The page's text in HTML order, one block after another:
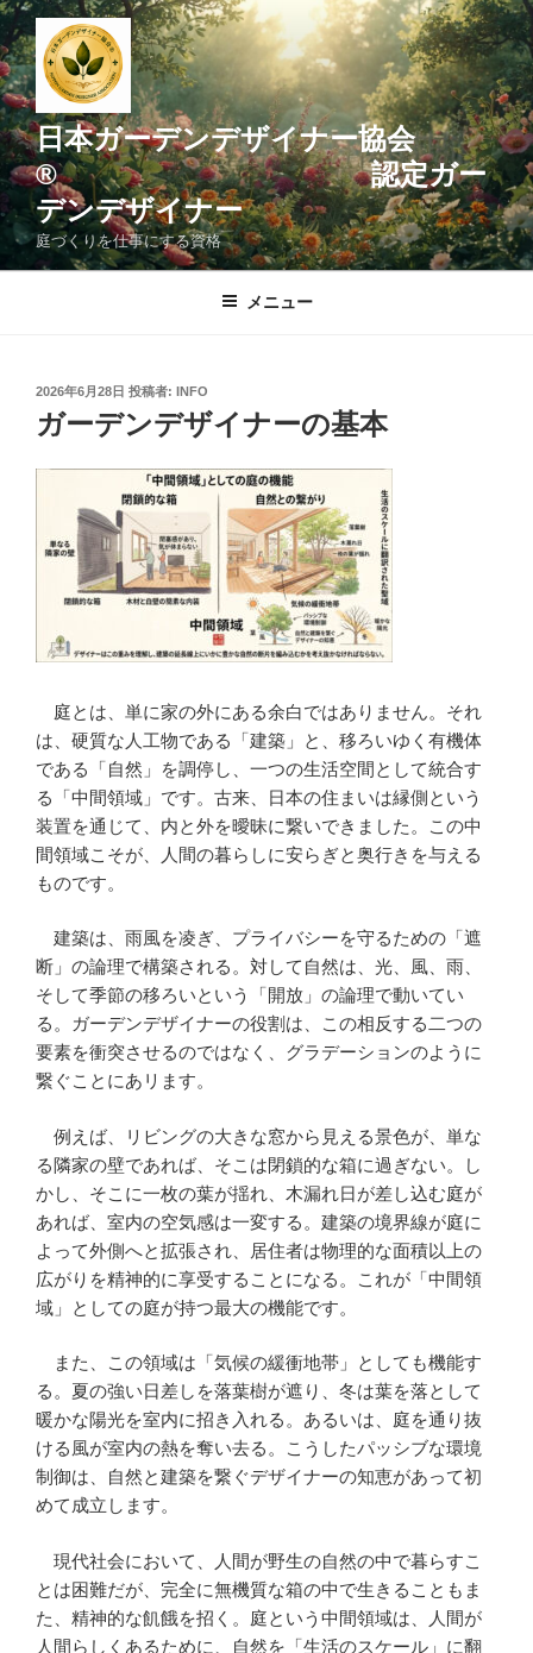
コ
ン
テ
ン
ツ
へ
ス
キ
ッ
プ
日本ガーデンデザイナー協会
® 認定ガー
デンデザイナー
庭づくりを仕事にする資格
メニュー
投
日:
2026年6月28日 投稿者: INFO
ガーデンデザイナーの基本
庭とは、単に家の外にある余白ではありません。それ
は、硬質な人工物である「建築」と、移ろいゆく有機体
である「自然」を調停し、一つの生活空間として統合す
る「中間領域」です。古来、日本の住まいは縁側という
装置を通じて、内と外を曖昧に繋いできました。この中
間領域こそが、人間の暮らしに安らぎと奥行きを与える
ものです。
建築は、雨風を凌ぎ、プライバシーを守るための「遮
断」の論理で構築される。対して自然は、光、風、雨、
そして季節の移ろいという「開放」の論理で動いてい
る。ガーデンデザイナーの役割は、この相反する二つの
要素を衝突させるのではなく、グラデーションのように
繋ぐことにあリます。
例えば、リビングの大きな窓から見える景色が、単な
る隣家の壁であれば、そこは閉鎖的な箱に過ぎない。し
かし、そこに一枚の葉が揺れ、木漏れ日が差し込む庭が
あれば、室内の空気感は一変する。建築の境界線が庭に
よって外側へと拡張され、居住者は物理的な面積以上の
広がりを精神的に享受することになる。これが「中間領
域」としての庭が持つ最大の機能です。
また、この領域は「気候の緩衝地帯」としても機能す
る。夏の強い日差しを落葉樹が遮り、冬は葉を落として
暖かな陽光を室内に招き入れる。あるいは、庭を通り抜
ける風が室内の熱を奪い去る。こうしたパッシブな環境
制御は、自然と建築を繋ぐデザイナーの知恵があって初
めて成立します。
現代社会において、人間が野生の自然の中で暮らすこ
とは困難だが、完全に無機質な箱の中で生きることもま
た、精神的な飢餓を招く。庭という中間領域は、人間が
人間らしくあるために、自然を「生活のスケール」に翻